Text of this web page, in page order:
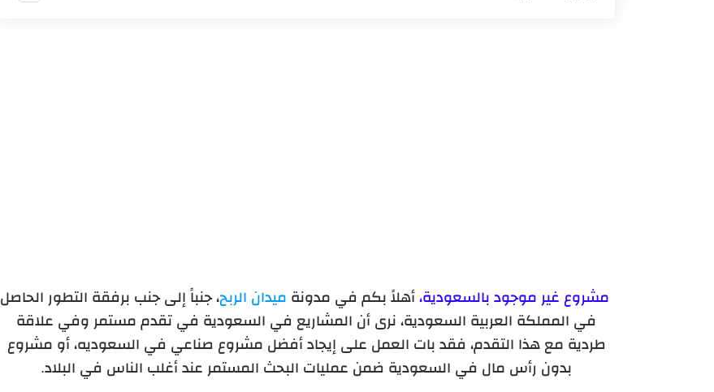
مشروع غير موجود بالسعودية، أهلاً بكم في مدونة ميدان الربح، جنباً إلى جنب برفقة التطور الحاصل
في المملكة العربية السعودية، نرى أن المشاريع في السعودية في تقدم مستمر وفي علاقة
طردية مع هذا التقدم، فقد بات العمل على إيجاد أفضل مشروع صناعي في السعوديه، أو مشروع
بدون رأس مال في السعودية ضمن عمليات البحث المستمر عند أغلب الناس في البلاد.